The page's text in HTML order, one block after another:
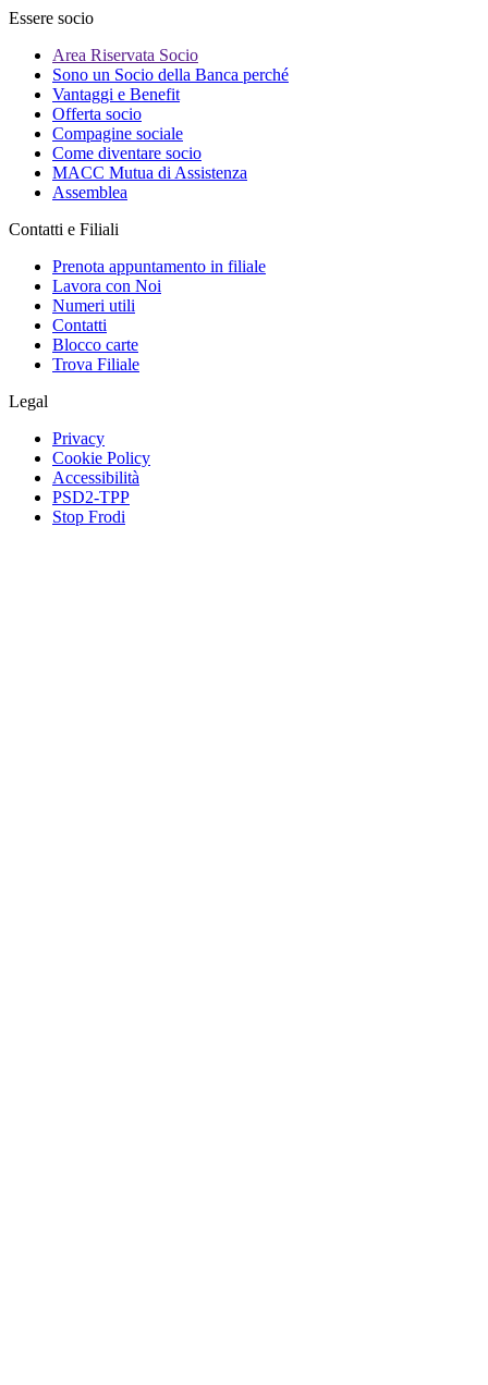
Essere socio
Area Riservata Socio
Sono un Socio della Banca perché
Vantaggi e Benefit
Offerta socio
Compagine sociale
Come diventare socio
MACC Mutua di Assistenza
Assemblea
Contatti e Filiali
Prenota appuntamento in filiale
Lavora con Noi
Numeri utili
Contatti
Blocco carte
Trova Filiale
Legal
Privacy
Cookie Policy
Accessibilità
PSD2-TPP
Stop Frodi